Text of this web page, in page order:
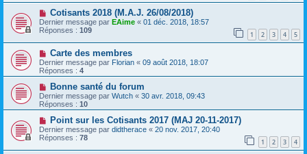
Cotisants 2018 (M.A.J. 26/08/2018)
Dernier message par EAime « 01 déc. 2018, 18:57
Réponses : 109 1 2 3 4 5
Carte des membres
Dernier message par Florian « 09 août 2018, 18:07
Réponses : 4
Bonne santé du forum
Dernier message par Wutch « 30 avr. 2018, 09:43
Réponses : 10
Point sur les Cotisants 2017 (MAJ 20-11-2017)
Dernier message par didtherace « 20 nov. 2017, 20:40
Réponses : 78 1 2 3 4